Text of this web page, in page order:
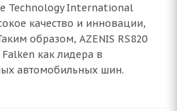
Technology International
качество и инновации,
образом, AZENIS RS820
как лидера в
автомобильных шин.